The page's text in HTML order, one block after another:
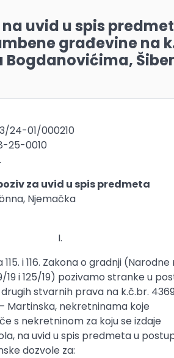
uvid u spis
građevine na
Bogdanovićima,
24-01/000210
25-0010
za uvid u spis predmeta
Njemačka
I.
i 116. Zakona o gradnji (Narodne
19 i 125/19) pozivamo stranke u
stvarnih prava na k.č.br.
Martinska, nekretninama koje
s nekretninom za koju se izdaje
na uvid u spis predmeta u
dozvole za: